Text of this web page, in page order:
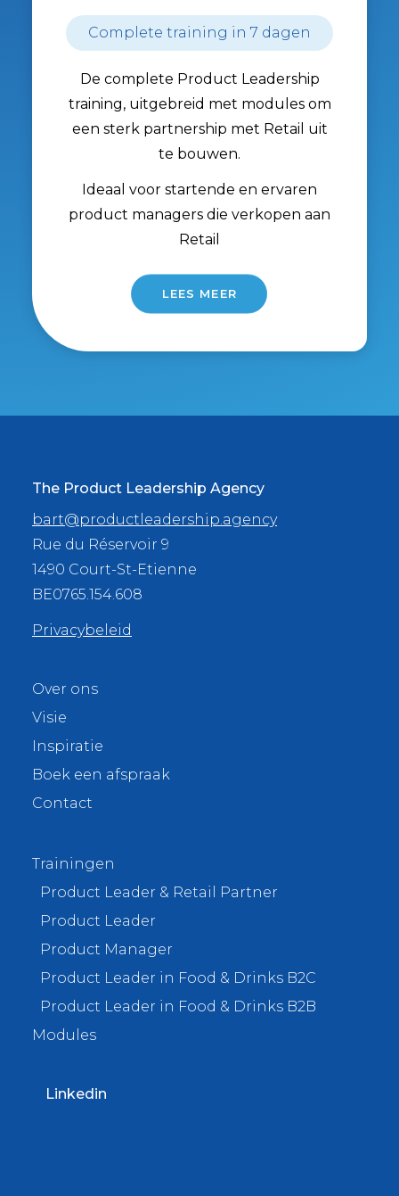
Complete training in 7 dagen
De complete Product Leadership
training, uitgebreid met modules om
een sterk partnership met Retail uit
te bouwen.
Ideaal voor startende en ervaren
product managers die verkopen aan
Retail
LEES MEER
The Product Leadership Agency
bart@productleadership.agency
Rue du Réservoir 9
1490 Court-St-Etienne
BE0765.154.608
Privacybeleid
Over ons
Visie
Inspiratie
Boek een afspraak
Contact
Trainingen
Product Leader & Retail Partner
Product Leader
Product Manager
Product Leader in Food & Drinks B2C
Product Leader in Food & Drinks B2B
Modules
Linkedin